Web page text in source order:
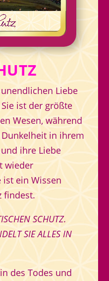
Liebe
ist der größte
Wesen, während
in ihrem
ihre Liebe
wieder
ist ein Wissen
findest.
SCHUTZ.
SIE ALLES IN
des Todes und